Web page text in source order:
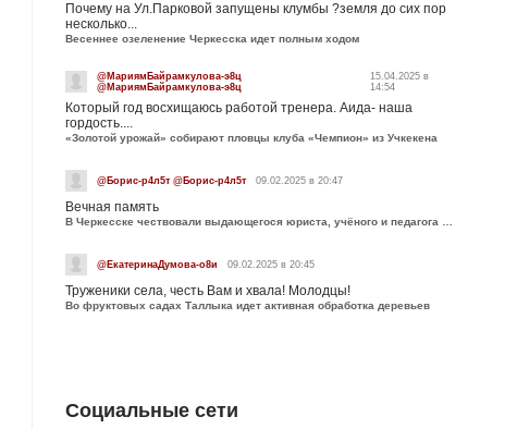
Почему на Ул.Парковой запущены клумбы ?земля до сих пор
несколько...
Весеннее озеленение Черкесска идет полным ходом
@МариямБайрамкулова-э8ц
@МариямБайрамкулова-э8ц
15.04.2025 в
14:54
Который год восхищаюсь работой тренера. Аида- наша
гордость....
«Золотой урожай» собирают пловцы клуба «Чемпион» из Учкекена
@Борис-р4л5т @Борис-р4л5т 09.02.2025 в 20:47
Вечная память
@ЕкатеринаДумова-о8и 09.02.2025 в 20:45
Труженики села, честь Вам и хвала! Молодцы!
Во фруктовых садах Таллыка идет активная обработка деревьев
Социальные сети